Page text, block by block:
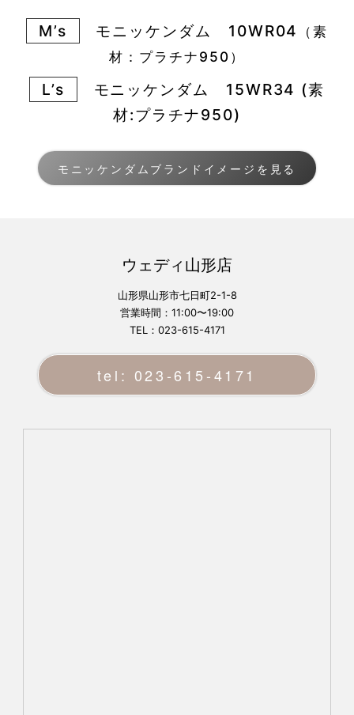
M’s モニッケンダム 10WR04
（素
材：プラチナ950）
L’s
モニッケンダム 15WR34 (素
材:プラチナ950)
モニッケンダムブランドイメージを見る
ウェディ山形店
山形県山形市七日町2-1-8
営業時間：11:00〜19:00
TEL：023-615-4171
tel: 023-615-4171